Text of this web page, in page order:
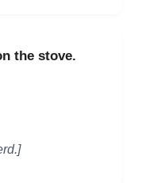
the stove.